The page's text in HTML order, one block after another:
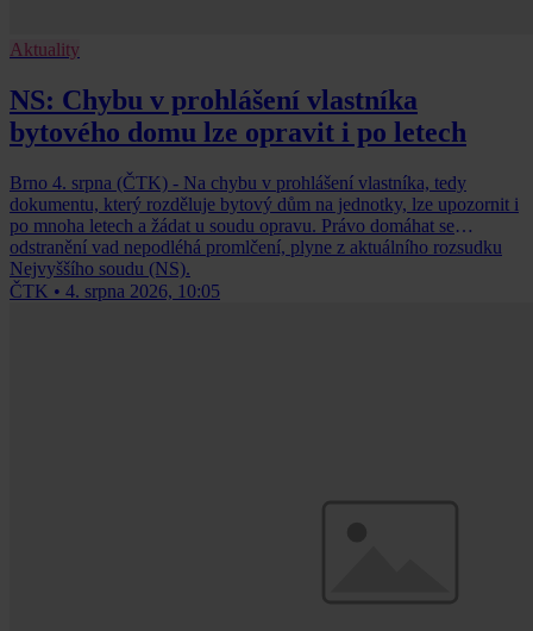
Aktuality
NS: Chybu v prohlášení vlastníka
bytového domu lze opravit i po letech
Brno 4. srpna (ČTK) - Na chybu v prohlášení vlastníka, tedy
dokumentu, který rozděluje bytový dům na jednotky, lze upozornit i
po mnoha letech a žádat u soudu opravu. Právo domáhat se
odstranění vad nepodléhá promlčení, plyne z aktuálního rozsudku
Nejvyššího soudu (NS).
ČTK • 4. srpna 2026, 10:05